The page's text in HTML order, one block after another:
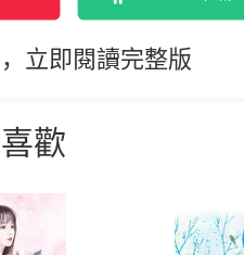
立即閱讀完整版
歡